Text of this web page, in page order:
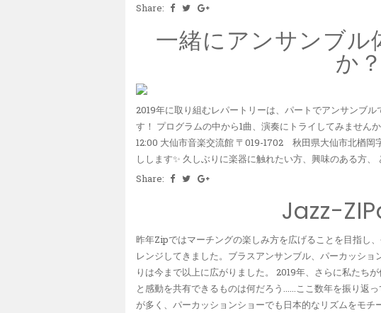
Share:
一緒にアンサンブル
か？
2019年に取り組むレパートリーは、パートでアンサンブ
す！ プログラムの中から1曲、演奏にトライしてみません
12:00 大仙市音楽交流館 〒019-1702 秋田県大仙市北楢岡
しします✨ 久しぶりに楽器に触れたい方、興味のある方
Share:
Jazz-
昨年Zipではマーチングの楽しみ方を広げることを目指し
レンジしてきました。ブラスアンサンブル、パーカッシ
りは今まで以上に広がりました。 2019年、さらに私たち
と感動を共有できるものは何だろう......ここ数年を振り返
が多く、パーカッションショーでも日本的なリズムをモ